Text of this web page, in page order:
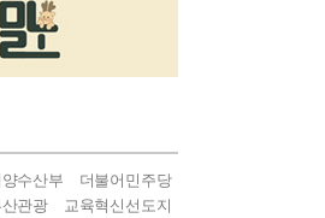
수산부
더불어민주당
산관광
교육혁신선도지